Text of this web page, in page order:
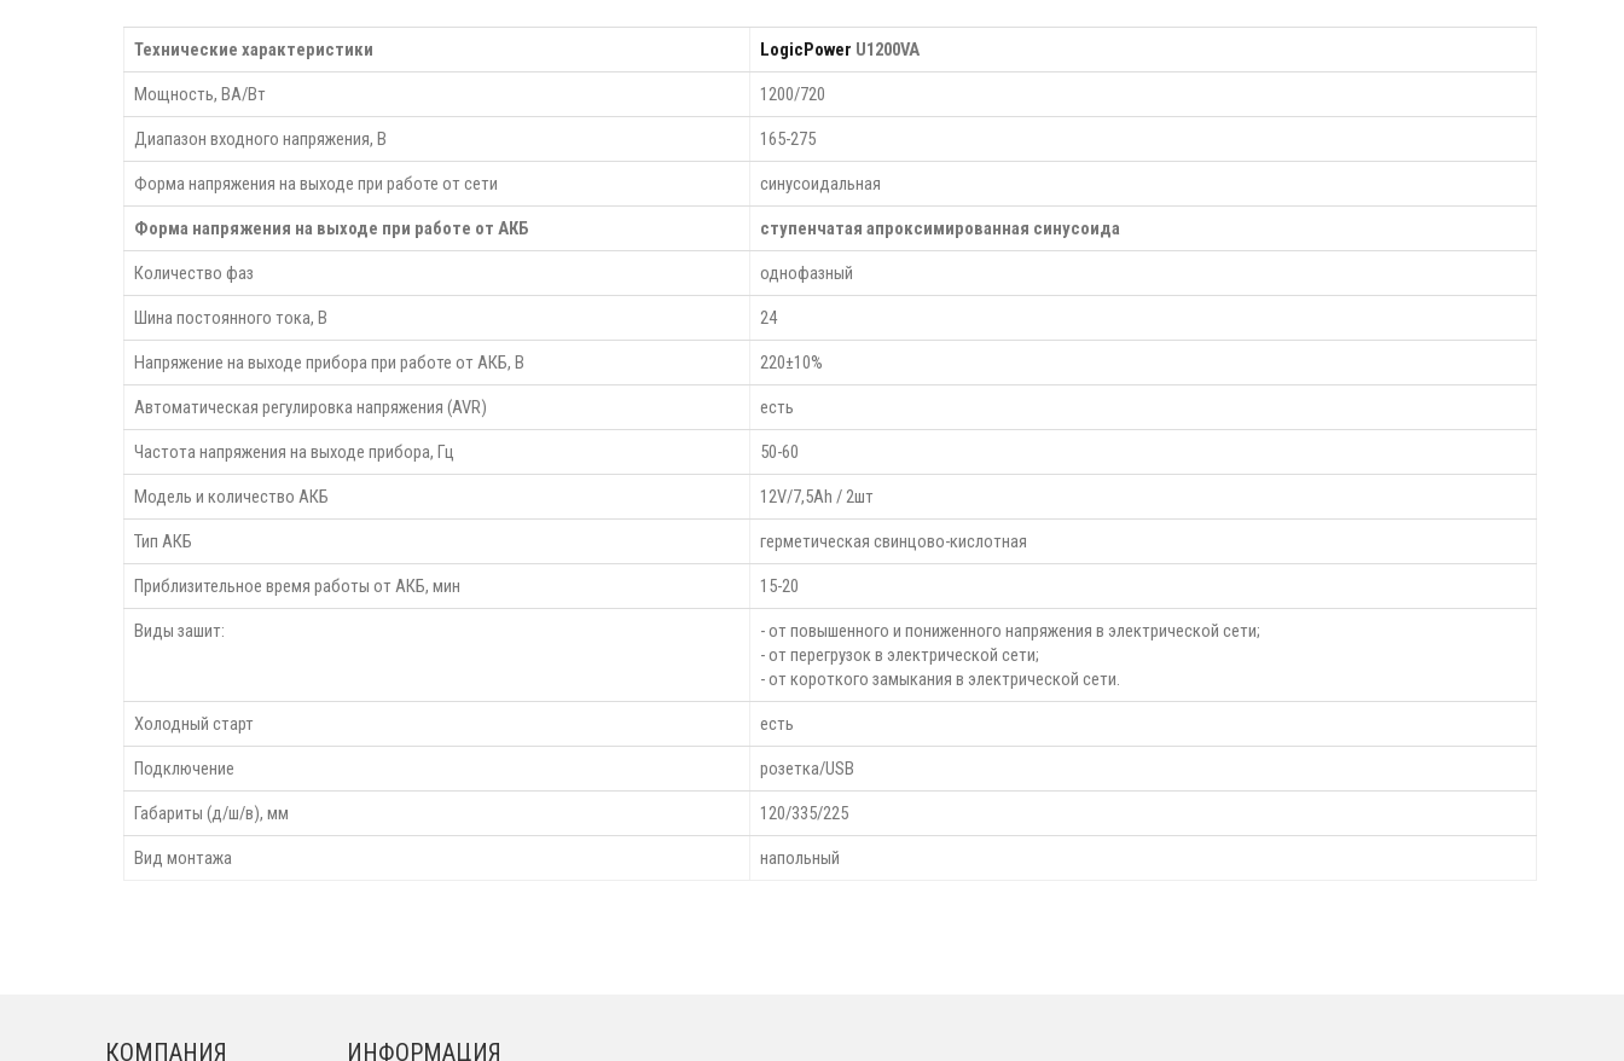
Технические характеристики LogicPower U1200VA
Мощность, ВА/Вт 1200/720
Диапазон входного напряжения, В 165-275
Форма напряжения на выходе при работе от сети синусоидальная
Форма напряжения на выходе при работе от АКБ ступенчатая апроксимированная синусоида
Количество фаз однофазный
Шина постоянного тока, В 24
Напряжение на выходе прибора при работе от АКБ, В 220±10%
Автоматическая регулировка напряжения (AVR) есть
Частота напряжения на выходе прибора, Гц 50-60
Модель и количество АКБ 12V/7,5Ah / 2шт
Тип АКБ герметическая свинцово-кислотная
Приблизительное время работы от АКБ, мин 15-20
Виды зашит:
- от повышенного и пониженного напряжения в электрической сети;
- от перегрузок в электрической сети;
- от короткого замыкания в электрической сети.
Холодный старт есть
Подключение розетка/USB
Габариты (д/ш/в), мм 120/335/225
Вид монтажа напольный
КОМПАНИЯ ИНФОРМАЦИЯ